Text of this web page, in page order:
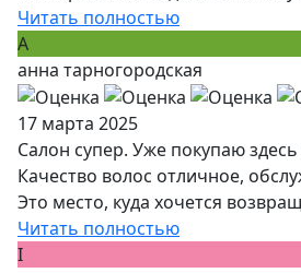
Читать полностью
А
анна тарногородская
17 марта 2025
Салон супер. Уже покупаю
Качество волос отличное,
Это место, куда хочется
Читать полностью
I